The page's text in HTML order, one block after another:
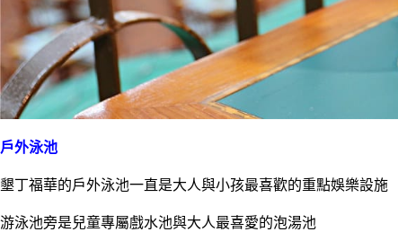
戶外泳池
墾丁福華的戶外泳池一直是大人與小孩最喜歡的重點娛樂設施
游泳池旁是兒童專屬戲水池與大人最喜愛的泡湯池